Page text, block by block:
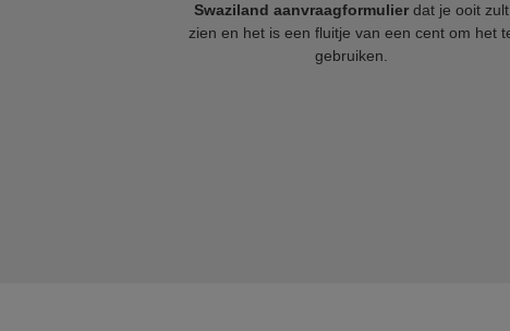
Swaziland aanvraagformulierdat je ooit zult
zien en het is een fluitje van een cent om het
gebruiken.